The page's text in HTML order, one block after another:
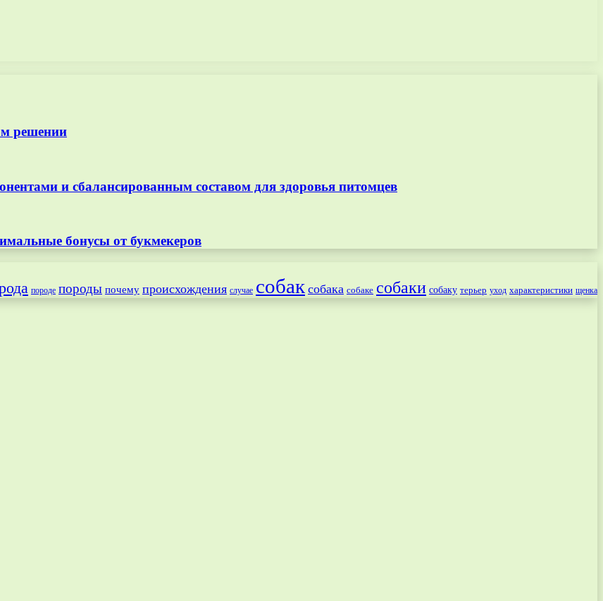
решении
и сбалансированным составом для здоровья питомцев
бонусы от букмекеров
породе породы почему происхождения случае собак собака собаке собаки собаку терьер уход характеристики щенка